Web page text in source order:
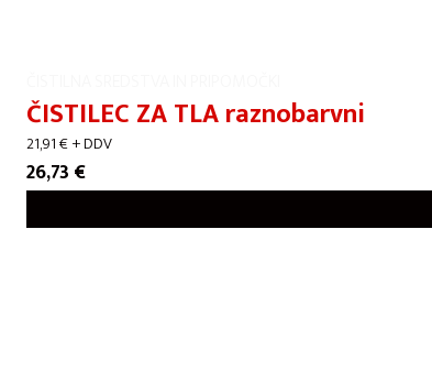
ČISTILEC ZA TLA raznobarvni
21,91€+ DDV
26,73 €